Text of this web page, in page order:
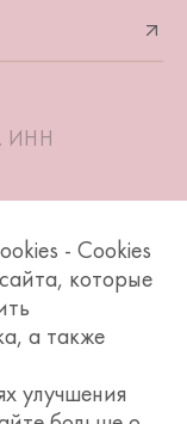
ИНН
Средства по
- Cookies
которые
а также
улучшения